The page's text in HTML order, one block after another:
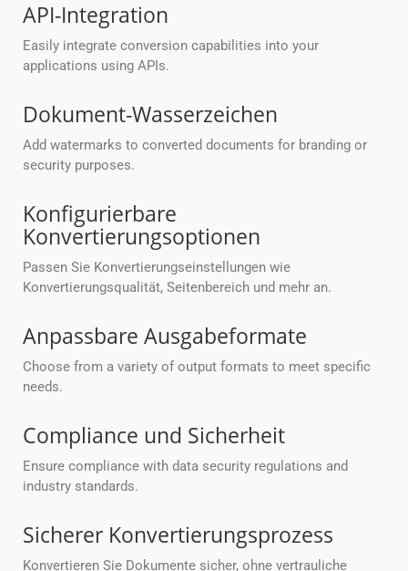
API-Integration
Easily integrate conversion capabilities into your
applications using APIs.
Dokument-Wasserzeichen
Add watermarks to converted documents for branding or
security purposes.
Konfigurierbare
Konvertierungsoptionen
Passen Sie Konvertierungseinstellungen wie
Konvertierungsqualität, Seitenbereich und mehr an.
Anpassbare Ausgabeformate
Choose from a variety of output formats to meet specific
needs.
Compliance und Sicherheit
Ensure compliance with data security regulations and
industry standards.
Sicherer Konvertierungsprozess
Konvertieren Sie Dokumente sicher, ohne vertrauliche